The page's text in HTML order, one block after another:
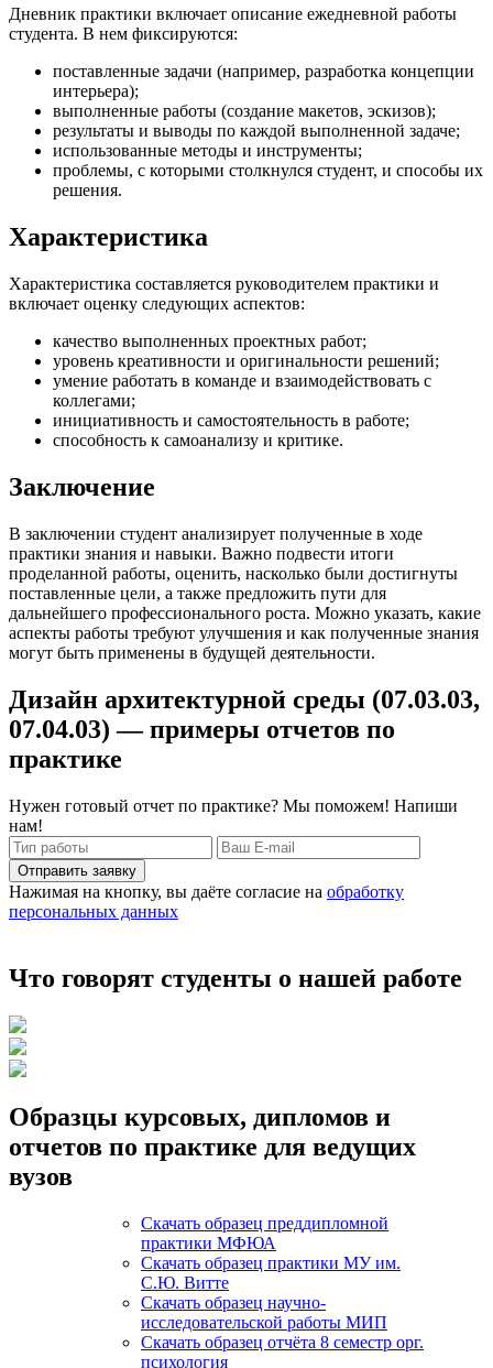
Дневник практики включает описание ежедневной работы
студента. В нем фиксируются:
поставленные задачи (например, разработка концепции
интерьера);
выполненные работы (создание макетов, эскизов);
результаты и выводы по каждой выполненной задаче;
использованные методы и инструменты;
проблемы, с которыми столкнулся студент, и способы их
решения.
Характеристика
Характеристика составляется руководителем практики и
включает оценку следующих аспектов:
качество выполненных проектных работ;
уровень креативности и оригинальности решений;
умение работать в команде и взаимодействовать с
коллегами;
инициативность и самостоятельность в работе;
способность к самоанализу и критике.
Заключение
В заключении студент анализирует полученные в ходе
практики знания и навыки. Важно подвести итоги
проделанной работы, оценить, насколько были достигнуты
поставленные цели, а также предложить пути для
дальнейшего профессионального роста. Можно указать, какие
аспекты работы требуют улучшения и как полученные знания
могут быть применены в будущей деятельности.
Дизайн архитектурной среды (07.03.03,
07.04.03) — примеры отчетов по
практике
Нужен готовый отчет по практике? Мы поможем! Напиши
нам!
Отправить заявку
Нажимая на кнопку, вы даёте согласие на обработку
персональных данных
Что говорят студенты о нашей работе
Образцы курсовых, дипломов и
отчетов по практике для ведущих
вузов
Скачать образец преддипломной
практики МФЮА
Скачать образец практики МУ им.
С.Ю. Витте
Скачать образец научно-
исследовательской работы МИП
Скачать образец отчёта 8 семестр орг.
психология